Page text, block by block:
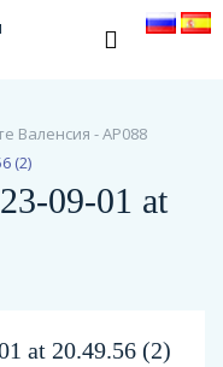
Валенсия - АР088
(2)
09-01 at
at 20.49.56 (2)